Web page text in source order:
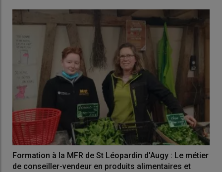
Formation à la MFR de St Léopardin d'Augy : Le métier
de conseiller-vendeur en produits alimentaires et